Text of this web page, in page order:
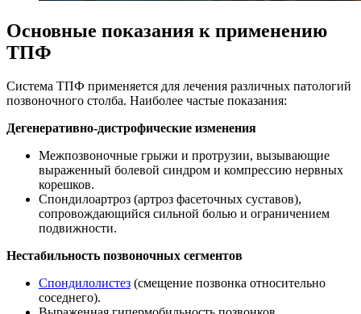
Основные показания к применению
ТПФ
Система ТПФ применяется для лечения различных патологий
позвоночного столба. Наиболее частые показания:
Дегенеративно-дистрофические изменения
Межпозвоночные грыжи и протрузии, вызывающие
выраженный болевой синдром и компрессию нервных
корешков.
Спондилоартроз (артроз фасеточных суставов),
сопровождающийся сильной болью и ограничением
подвижности.
Нестабильность позвоночных сегментов
Спондилолистез (смещение позвонка относительно
соседнего).